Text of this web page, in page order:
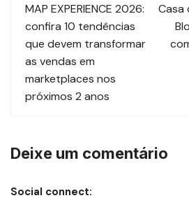
MAP EXPERIENCE 2026:
confira 10 tendências
que devem transformar
as vendas em
marketplaces nos
próximos 2 anos
Casa
Deixe um comentário
Social connect: